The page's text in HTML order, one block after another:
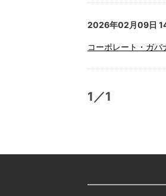
2026年02月09日
コーポレート・ガ
1／1